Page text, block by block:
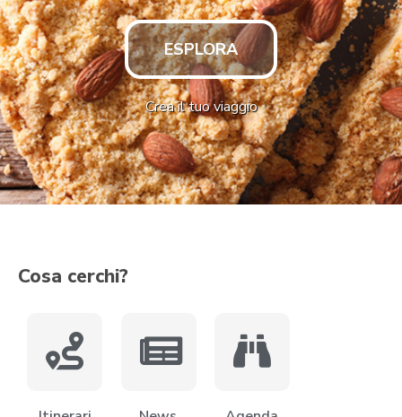
ESPLORA
Crea il tuo viaggio
Cosa cerchi?